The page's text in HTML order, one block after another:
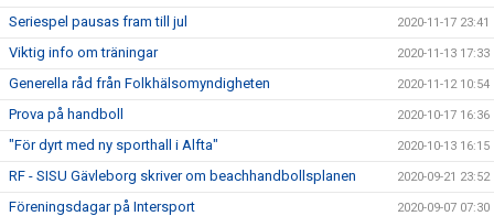
Seriespel pausas fram till jul 2020-11-17 23:41
Viktig info om träningar 2020-11-13 17:33
Generella råd från Folkhälsomyndigheten 2020-11-12 10:54
Prova på handboll 2020-10-17 16:36
"För dyrt med ny sporthall i Alfta" 2020-10-13 16:15
RF - SISU Gävleborg skriver om beachhandbollsplanen 2020-09-21 23:52
Föreningsdagar på Intersport 2020-09-07 07:30